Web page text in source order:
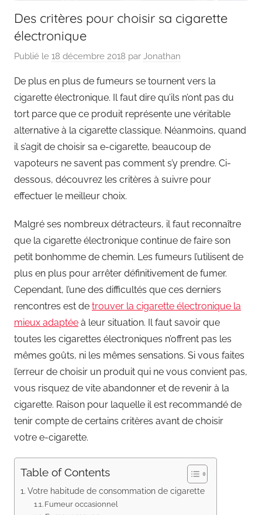
Des critères pour choisir sa cigarette
électronique
Publié le 18 décembre 2018 par Jonathan
De plus en plus de fumeurs se tournent vers la
cigarette électronique. Il faut dire qu’ils n’ont pas du
tort parce que ce produit représente une véritable
alternative à la cigarette classique. Néanmoins, quand
il s’agit de choisir sa e-cigarette, beaucoup de
vapoteurs ne savent pas comment s’y prendre. Ci-
dessous, découvrez les critères à suivre pour
effectuer le meilleur choix.
Malgré ses nombreux détracteurs, il faut reconnaître
que la cigarette électronique continue de faire son
petit bonhomme de chemin. Les fumeurs l’utilisent de
plus en plus pour arrêter définitivement de fumer.
Cependant, l’une des difficultés que ces derniers
rencontres est de trouver la cigarette électronique la
mieux adaptée à leur situation. Il faut savoir que
toutes les cigarettes électroniques n’offrent pas les
mêmes goûts, ni les mêmes sensations. Si vous faites
l’erreur de choisir un produit qui ne vous convient pas,
vous risquez de vite abandonner et de revenir à la
cigarette. Raison pour laquelle il est recommandé de
tenir compte de certains critères avant de choisir
votre e-cigarette.
Table of Contents
Votre habitude de consommation de cigarette
Fumeur occasionnel